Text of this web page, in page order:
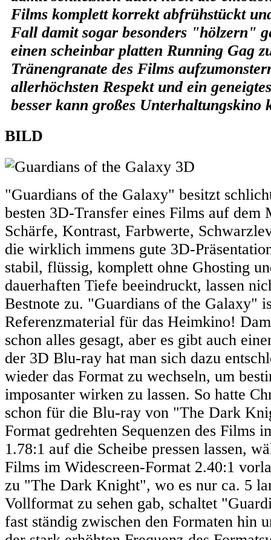
Films komplett korrekt abfrühstückt
Fall damit sogar besonders "hölzern"
einen scheinbar platten Running Gag
Tränengranate des Films
allerhöchsten Respekt und ein
besser kann großes Unterhaltungskino
BILD
"Guardians of the Galaxy" besitzt
besten 3D-Transfer eines Films auf
Schärfe, Kontrast, Farbwerte,
die wirklich immens gute 3D-
stabil, flüssig, komplett ohne Ghosting
dauerhaften Tiefe beeindruckt, lassen
Bestnote zu. "Guardians of the Galaxy"
Referenzmaterial für das Heimkino!
schon alles gesagt, aber es gibt auch
der 3D Blu-ray hat man sich dazu
wieder das Format zu wechseln, um
imposanter wirken zu lassen. So hatte
schon für die Blu-ray von "The Dark
Format gedrehten Sequenzen des Films
1.78:1 auf die Scheibe pressen lassen,
Films im Widescreen-Format 2.40:1
zu "The Dark Knight", wo es nur ca. 5
Vollformat zu sehen gab, schaltet
fast ständig zwischen den Formaten hin